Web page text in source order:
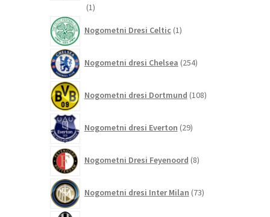
11
Nogometni Dresi Celtic 1izdelek
Nogometni dresi Chelsea 254izdelkov
Nogometni dresi Dortmund 108izdelkov
Nogometni dresi Everton 29izdelkov
Nogometni Dresi Feyenoord 8izdelkov
Nogometni dresi Inter Milan 73izdelkov